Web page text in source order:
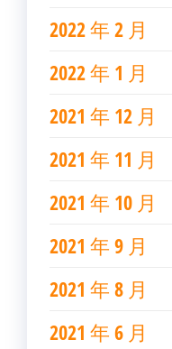
2022 年 2 月
2022 年 1 月
2021 年 12 月
2021 年 11 月
2021 年 10 月
2021 年 9 月
2021 年 8 月
2021 年 6 月